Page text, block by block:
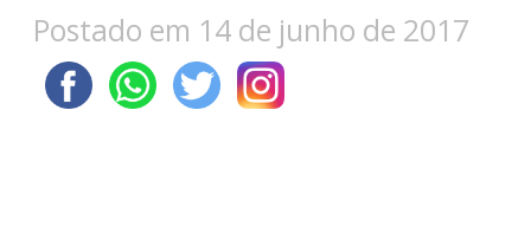
Postado em 14 de junho de 2017